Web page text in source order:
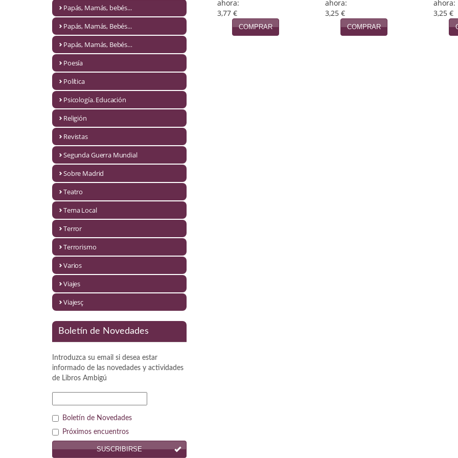
Novela Extranjera
Novela fantástica
Novela romántica
Otros idiomas
Papás, Mamás, bebés...
Papás, Mamás, Bebés...
Papás, Mamás, Bebés…
Psicología. Educación
Segunda Guerra Mundial
Papás, Mamás, bebés...
Papás, Mamás, Bebés...
Papás, Mamás, Bebés…
Poesía
Política
Psicología. Educación
Religión
Revistas
Segunda Guerra Mundial
Sobre Madrid
Teatro
Tema Local
Terror
Terrorismo
Varios
Viajes
Viajesç
Boletín de Novedades
Introduzca su email si desea estar
informado de las novedades y actividades
de Libros Ambigú
Boletín de Novedades
Próximos encuentros
SUSCRIBIRSE
ahora:
3,77 €
COMPRAR
ahora:
3,25 €
COMPRAR
ahora:
3,25 €